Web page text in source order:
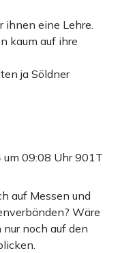
ihnen eine Lehre.
kaum auf ihre
ja Söldner
um 09:08 Uhr901T
auf Messen und
Wäre
noch auf den